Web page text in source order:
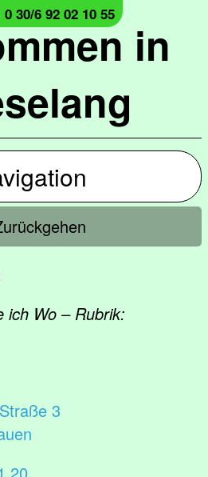
in
30/6 92 02 10 55
ich Wo – Rubrik:
3